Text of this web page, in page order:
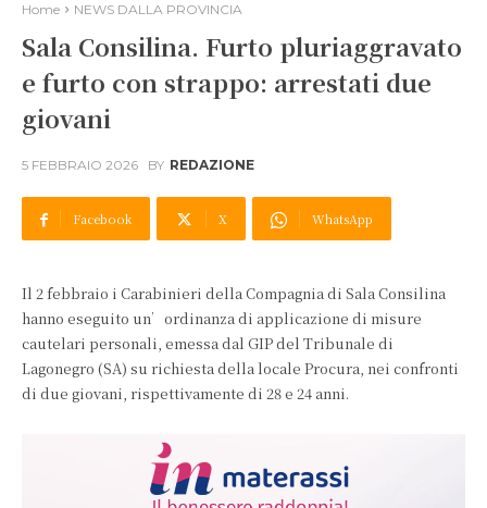
Home NEWS DALLA PROVINCIA
Sala Consilina. Furto pluriaggravato
e furto con strappo: arrestati due
giovani
5 FEBBRAIO 2026 BY REDAZIONE
Facebook X WhatsApp
Il 2 febbraio i Carabinieri della Compagnia di Sala Consilina
hanno eseguito un’ordinanza di applicazione di misure
cautelari personali, emessa dal GIP del Tribunale di
Lagonegro (SA) su richiesta della locale Procura, nei confronti
di due giovani, rispettivamente di 28 e 24 anni.